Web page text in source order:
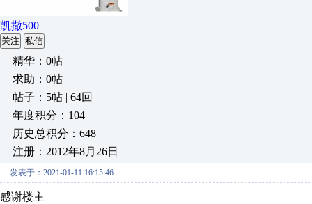
凯撒500
关注 私信
精华：0帖
求助：0帖
帖子：5帖 | 64回
年度积分：104
历史总积分：648
注册：2012年8月26日
发表于：2021-01-11 16:15:46
感谢楼主